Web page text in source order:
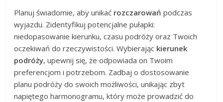
Planuj świadomie, aby unikać rozczarowań podczas
wyjazdu. Zidentyfikuj potencjalne pułapki:
niedopasowanie kierunku, czasu podróży oraz Twoich
oczekiwań do rzeczywistości. Wybierając kierunek
podróży, upewnij się, że odpowiada on Twoim
preferencjom i potrzebom. Zadbaj o dostosowanie
planu podróży do swoich możliwości, unikając zbyt
napiętego harmonogramu, który może prowadzić do